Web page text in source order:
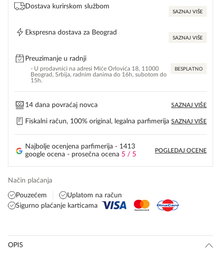
Dostava kurirskom službom
SAZNAJ VIŠE
Ekspresna dostava za Beograd
SAZNAJ VIŠE
Preuzimanje u radnji
- U prodavnici na adresi Miće Orlovića 18, 11000
Beograd, Srbija, radnim danima do 16h, subotom do
15h.
BESPLATNO
14 dana povraćaj novca SAZNAJ VIŠE
Fiskalni račun, 100% original, legalna parfimerija SAZNAJ VIŠE
Najbolje ocenjena parfimerija - 1413
google ocena - prosečna ocena 5 / 5
POGLEDAJ OCENE
Način plaćanja
Pouzećem
Uplatom na račun
Sigurno plaćanje karticama
OPIS